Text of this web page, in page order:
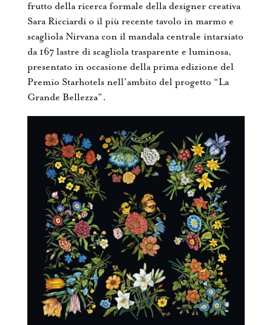
frutto della ricerca formale della designer creativa
Sara Ricciardi o il più recente tavolo in marmo e
scagliola Nirvana con il mandala centrale intarsiato
da 167 lastre di scagliola trasparente e luminosa,
presentato in occasione della prima edizione del
Premio Starhotels nell’ambito del progetto “La
Grande Bellezza”.